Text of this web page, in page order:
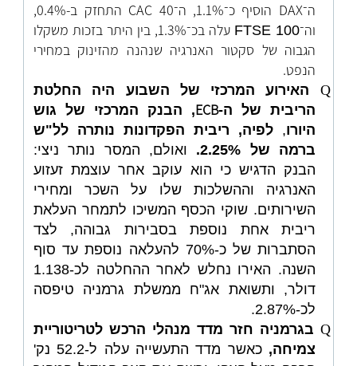
ה־DAX הוסיף כ־1.1%, ה־CAC 40 התחזק ב-0.4%,
וה־FTSE 100
עלה בכ־1.3%, בין היתר בזכות משקלו
הגבוה של סקטור האנרגיה שנהנה מהזינוק במחירי
הנפט.
Q
האירוע המרכזי של השבוע היה החלטת
הריבית של ה-ECB, הבנק המרכזי של גוש
היורו,לפיה, ריבית הפקדונות נותרה לל"ש
ברמה של 2.25%.
ואולם, המסר נותר ניצי:
הבנק הדגיש כי הוא עוקב אחר עוצמת זעזוע
האנרגיה וההשלכות שלו על השכר ומחירי
השירותים. שוקי הכסף המשיכו לתמחר העלאת
ריבית אחת נוספת בסבירות גבוהה, לצד
הסתברות של כ-70% להעלאה נוספת עד סוף
השנה. האירו נחלש לאחר ההחלטה לכ-1.138
דולר, ותשואת אג"ח ממשלת גרמניה טיפסה
לכ-2.87%.
Q בגרמניה חזר מדד מנהלי הרכש לטריטוריית
צמיחה,כאשר מדד התעשייה עלה ל-
52.2 נק'